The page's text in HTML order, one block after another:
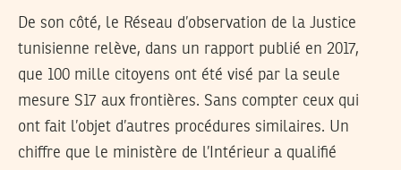
De son côté, le Réseau d’observation de la Justice
tunisienne relève, dans un rapport publié en 2017,
que 100 mille citoyens ont été visé par la seule
mesure S17 aux frontières. Sans compter ceux qui
ont fait l’objet d’autres procédures similaires. Un
chiffre que le ministère de l’Intérieur a qualifié